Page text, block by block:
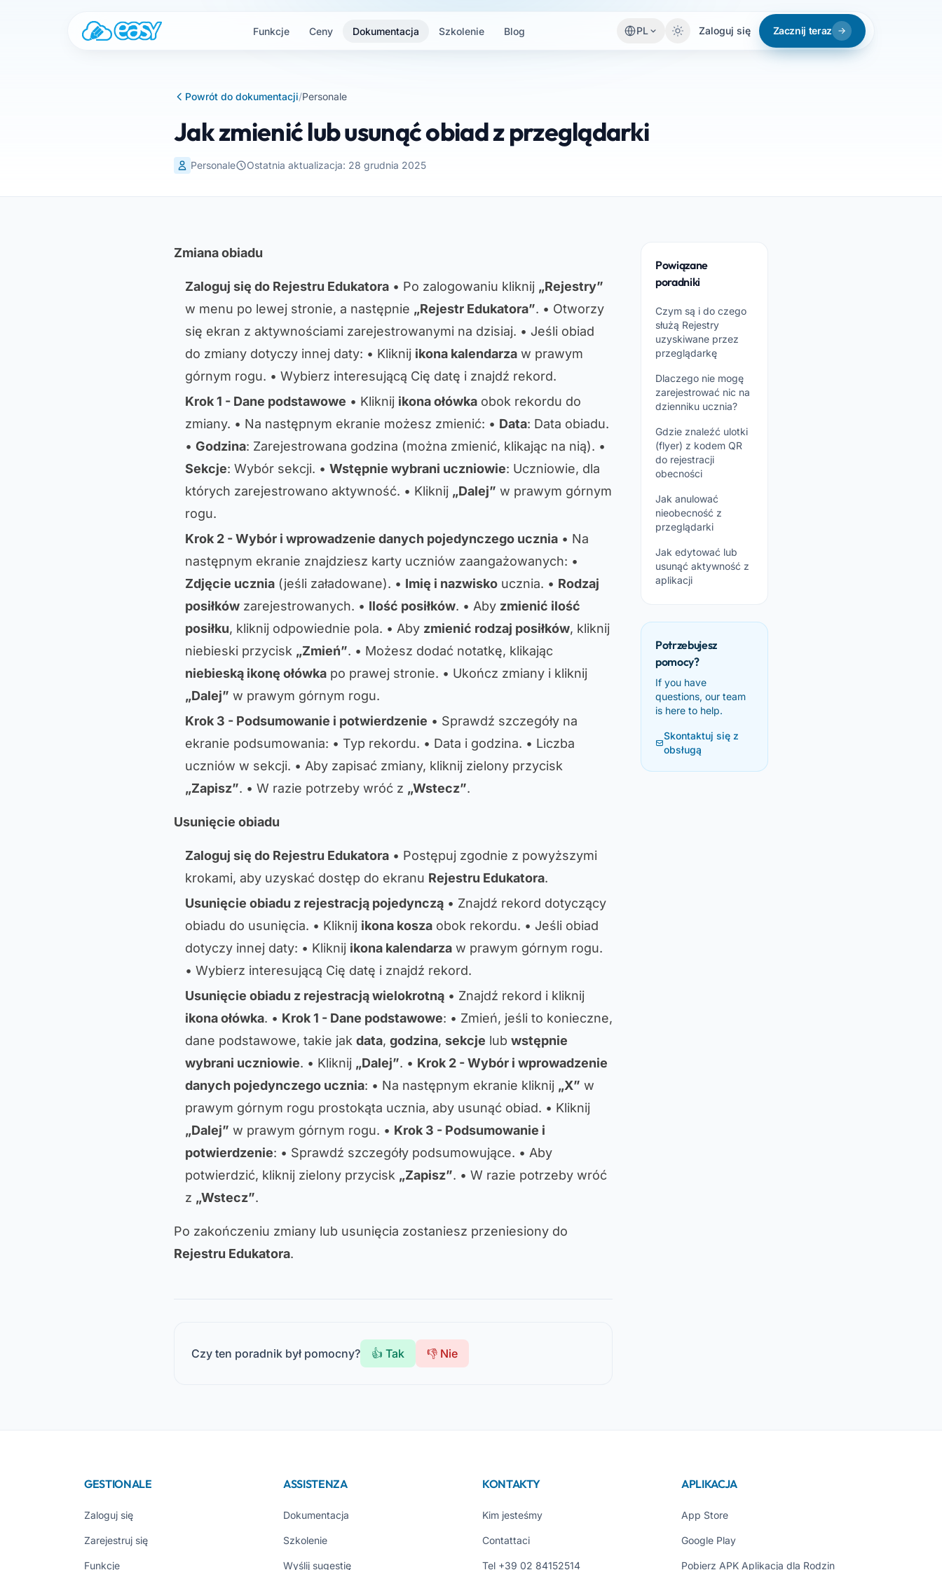
Funkcje Ceny Dokumentacja Szkolenie Blog PL Zaloguj się Zacznij teraz
Powrót do dokumentacji/Personale
Jak zmienić lub usunąć obiad z przeglądarki
Personale Ostatnia aktualizacja: 28 grudnia 2025
Zmiana obiadu
Zaloguj się do Rejestru Edukatora • Po zalogowaniu kliknij „Rejestry”
w menu po lewej stronie, a następnie „Rejestr Edukatora”. • Otworzy
się ekran z aktywnościami zarejestrowanymi na dzisiaj. • Jeśli obiad
do zmiany dotyczy innej daty: • Kliknij ikona kalendarza w prawym
górnym rogu. • Wybierz interesującą Cię datę i znajdź rekord.
Krok 1 - Dane podstawowe • Kliknij ikona ołówka obok rekordu do
zmiany. • Na następnym ekranie możesz zmienić: • Data: Data obiadu.
• Godzina: Zarejestrowana godzina (można zmienić, klikając na nią). •
Sekcje: Wybór sekcji. • Wstępnie wybrani uczniowie: Uczniowie, dla
których zarejestrowano aktywność. • Kliknij „Dalej” w prawym górnym
rogu.
Krok 2 - Wybór i wprowadzenie danych pojedynczego ucznia • Na
następnym ekranie znajdziesz karty uczniów zaangażowanych: •
Zdjęcie ucznia (jeśli załadowane). • Imię i nazwisko ucznia. • Rodzaj
posiłków zarejestrowanych. • Ilość posiłków. • Aby zmienić ilość
posiłku, kliknij odpowiednie pola. • Aby zmienić rodzaj posiłków, kliknij
niebieski przycisk „Zmień”. • Możesz dodać notatkę, klikając
niebieską ikonę ołówka po prawej stronie. • Ukończ zmiany i kliknij
„Dalej” w prawym górnym rogu.
Krok 3 - Podsumowanie i potwierdzenie • Sprawdź szczegóły na
ekranie podsumowania: • Typ rekordu. • Data i godzina. • Liczba
uczniów w sekcji. • Aby zapisać zmiany, kliknij zielony przycisk
„Zapisz”. • W razie potrzeby wróć z „Wstecz”.
Usunięcie obiadu
Zaloguj się do Rejestru Edukatora • Postępuj zgodnie z powyższymi
krokami, aby uzyskać dostęp do ekranu Rejestru Edukatora.
Usunięcie obiadu z rejestracją pojedynczą • Znajdź rekord dotyczący
obiadu do usunięcia. • Kliknij ikona kosza obok rekordu. • Jeśli obiad
dotyczy innej daty: • Kliknij ikona kalendarza w prawym górnym rogu.
• Wybierz interesującą Cię datę i znajdź rekord.
Usunięcie obiadu z rejestracją wielokrotną • Znajdź rekord i kliknij
ikona ołówka. • Krok 1 - Dane podstawowe: • Zmień, jeśli to konieczne,
dane podstawowe, takie jak data, godzina, sekcje lub wstępnie
wybrani uczniowie. • Kliknij „Dalej”. • Krok 2 - Wybór i wprowadzenie
danych pojedynczego ucznia: • Na następnym ekranie kliknij „X” w
prawym górnym rogu prostokąta ucznia, aby usunąć obiad. • Kliknij
„Dalej” w prawym górnym rogu. • Krok 3 - Podsumowanie i
potwierdzenie: • Sprawdź szczegóły podsumowujące. • Aby
potwierdzić, kliknij zielony przycisk „Zapisz”. • W razie potrzeby wróć
z „Wstecz”.
Po zakończeniu zmiany lub usunięcia zostaniesz przeniesiony do
Rejestru Edukatora.
Czy ten poradnik był pomocny? 👍 Tak 👎 Nie
Powiązane
poradniki
Czym są i do czego
służą Rejestry
uzyskiwane przez
przeglądarkę
Dlaczego nie mogę
zarejestrować nic na
dzienniku ucznia?
Gdzie znaleźć ulotki
(flyer) z kodem QR
do rejestracji
obecności
Jak anulować
nieobecność z
przeglądarki
Jak edytować lub
usunąć aktywność z
aplikacji
Potrzebujesz
pomocy?
If you have
questions, our team
is here to help.
Skontaktuj się z
obsługą
GESTIONALE
Zaloguj się
Zarejestruj się
Funkcje
ASSISTENZA
Dokumentacja
Szkolenie
Wyślij sugestię
KONTAKTY
Kim jesteśmy
Contattaci
Tel +39 02 84152514
APLIKACJA
App Store
Google Play
Pobierz APK Aplikacja dla Rodzin